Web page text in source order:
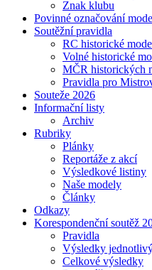
Znak klubu
Povinné označování
Soutěžní pravidla
RC historické
Volné historické
MČR historických
Pravidla pro
Souteže 2026
Informační listy
Archiv
Rubriky
Plánky
Reportáže z akcí
Výsledkové listiny
Naše modely
Články
Odkazy
Korespondenční soutěž
Pravidla
Výsledky
Celkové výsledky